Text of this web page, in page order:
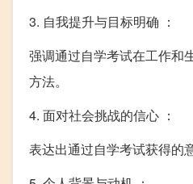
3. 自我提升与目标明确 ：
强调通过自学考试在工作和
方法。
4. 面对社会挑战的信心 ：
表达出通过自学考试获得的